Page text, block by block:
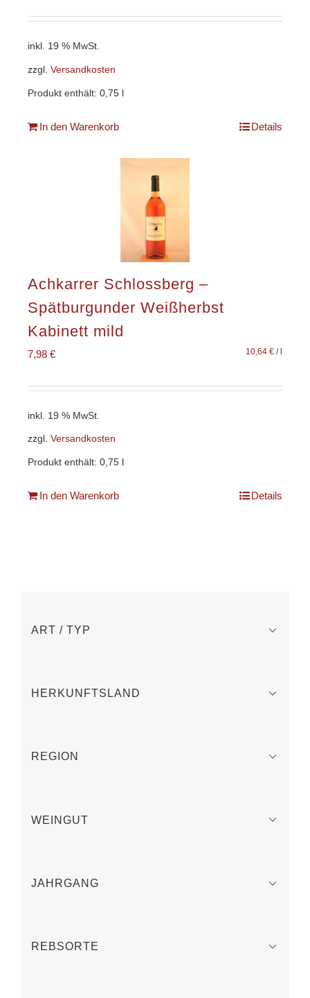
inkl. 19 % MwSt.
zzgl. Versandkosten
Produkt enthält: 0,75 l
In den Warenkorb Details
Achkarrer Schlossberg –
Spätburgunder Weißherbst
Kabinett mild
7,98 € 10,64 € /l
inkl. 19 % MwSt.
zzgl. Versandkosten
Produkt enthält: 0,75
In den Warenkorb Details
ART / TYP
HERKUNFTSLAND
REGION
WEINGUT
JAHRGANG
REBSORTE